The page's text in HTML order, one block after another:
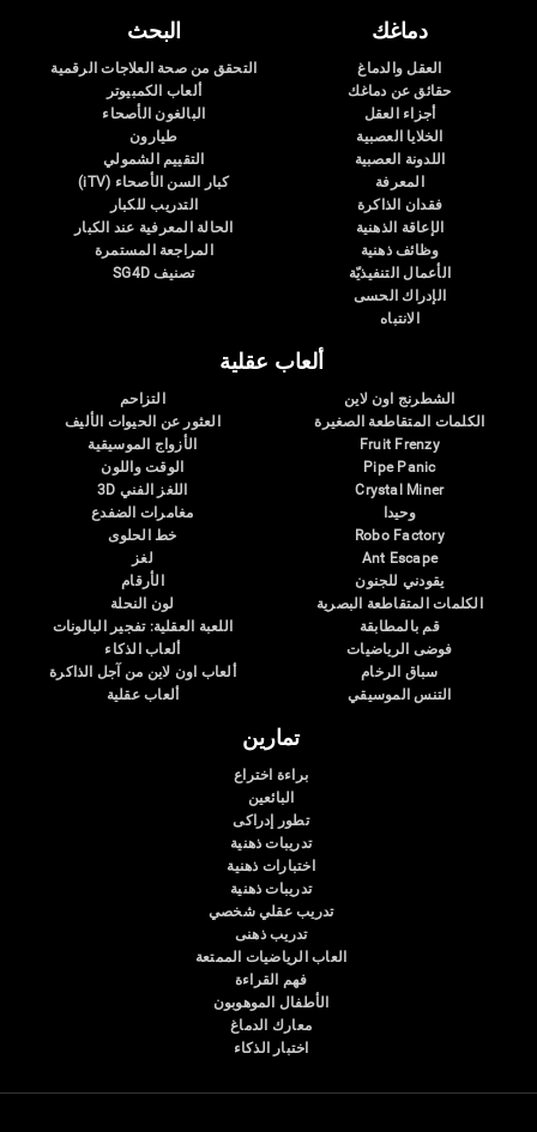
دماغك
العقل والدماغ
حقائق عن دماغك
أجزاء العقل
الخلايا العصبية
اللدونة العصبية
المعرفة
فقدان الذاكرة
الإعاقة الذهنية
وظائف ذهنية
الأعمال التنفيذيّة
الإدراك الحسى
الانتباه
البحث
التحقق من صحة العلاجات الرقمية
ألعاب الكمبيوتر
البالغون الأصحاء
طيارون
التقييم الشمولي
كبار السن الأصحاء (iTV)
التدريب للكبار
الحالة المعرفية عند الكبار
المراجعة المستمرة
تصنيف SG4D
ألعاب عقلية
الشطرنج اون لاين
الكلمات المتقاطعة الصغيرة
Fruit Frenzy
Pipe Panic
Crystal Miner
وحيدا
Robo Factory
Ant Escape
يقودني للجنون
الكلمات المتقاطعة البصرية
قم بالمطابقة
فوضى الرياضيات
سباق الرخام
التنس الموسيقي
التزاحم
العثور عن الحيوات الأليف
الأزواج الموسيقية
الوقت واللون
اللغز الفني 3D
مغامرات الضفدع
خط الحلوى
لغز
الأرقام
لون النحلة
اللعبة العقلية: تفجير البالونات
ألعاب الذكاء
ألعاب اون لاين من آجل الذاكرة
ألعاب عقلية
تمارين
براءة اختراع
البائعين
تطور إدراكى
تدريبات ذهنية
اختبارات ذهنية
تدريبات ذهنية
تدريب عقلي شخصي
تدريب ذهنى
العاب الرياضيات الممتعة
فهم القراءة
الأطفال الموهوبون
معارك الدماغ
اختبار الذكاء